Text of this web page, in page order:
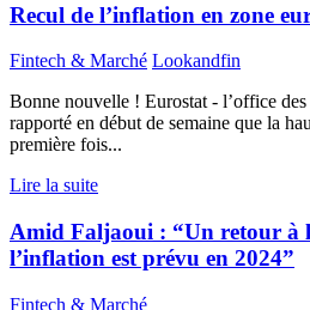
Recul de l’inflation en zone
Fintech & Marché Lookandfin
Bonne nouvelle ! Eurostat - l’office
rapporté en début de semaine que la
première fois...
Lire la suite
Amid Faljaoui : “Un retour à
l’inflation est prévu en 2024”
Fintech & Marché